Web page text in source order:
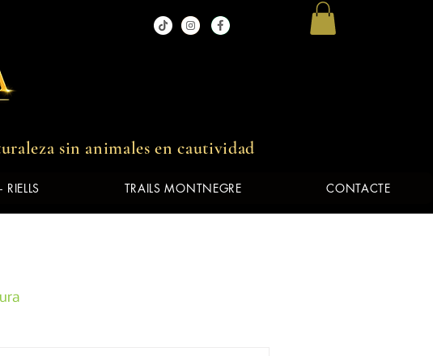
sin animales en cautividad
TRAILS MONTNEGRE CONTACTE